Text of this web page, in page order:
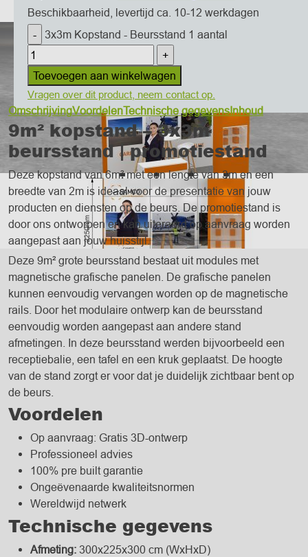
Beschikbaarheid, levertijd ca. 10-12 werkdagen
3x3m Kopstand - Beursstand 1 aantal
Toevoegen aan winkelwagen
Vragen over dit product, neem contact op.
OmschrijvingVoordelenTechnische gegevensInhoud
9m² kopstand – 3x3m
beursstand | promotiestand
Deze kopstand van 6m² met een lengte van 3m en een
breedte van 2m is ideaal voor de presentatie van jouw
producten en diensten op de beurs. De promotiestand is
door ons ontworpen en kan uiteraard op aanvraag worden
aangepast aan jouw huisstijl.
Deze 9m² grote beursstand bestaat uit modules met
magnetische grafische panelen. De grafische panelen
kunnen eenvoudig vervangen worden op de magnetische
rails. Door het modulaire ontwerp kan de beursstand
eenvoudig worden aangepast aan andere stand
afmetingen. In deze beursstand werden bijvoorbeeld een
receptiebalie, een tafel en een kruk geplaatst. De hoogte
van de stand zorgt er voor dat je duidelijk zichtbaar bent op
de beurs.
Voordelen
Op aanvraag: Gratis 3D-ontwerp
Professioneel advies
100% pre built garantie
Ongeëvenaarde kwaliteitsnormen
Wereldwijd netwerk
Technische gegevens
Afmeting: 300x225x300 cm (WxHxD)